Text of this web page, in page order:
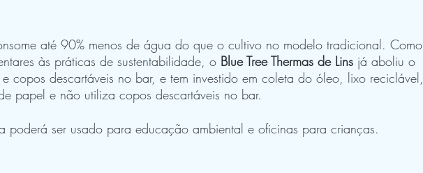
até 90% menos de água do que o cultivo no modelo tradicional. Como
às práticas de sustentabilidade, o Blue Tree Thermas de Lins já aboliu o
copos descartáveis no bar, e tem investido em coleta do óleo, lixo reciclável,
papel e não utiliza copos descartáveis no bar.
poderá ser usado para educação ambiental e oficinas para crianças.